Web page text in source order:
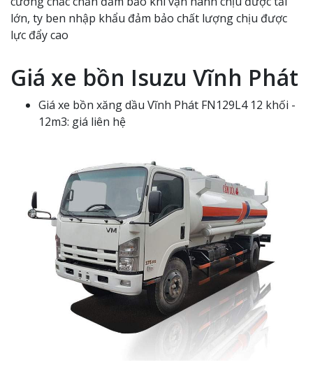
lớn, ty ben nhập khẩu đảm bảo chất lượng chịu được
lực đẩy cao
Giá xe bồn Isuzu Vĩnh Phát
Giá xe bồn xăng dầu Vĩnh Phát FN129L4 12 khối -
12m3: giá liên hệ